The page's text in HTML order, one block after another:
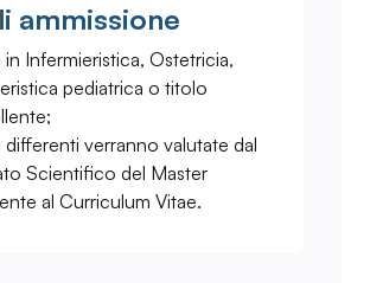
ammissione
in Infermieristica, Ostetricia,
pediatrica o titolo
differenti verranno valutate dal
Scientifico del Master
al Curriculum Vitae.